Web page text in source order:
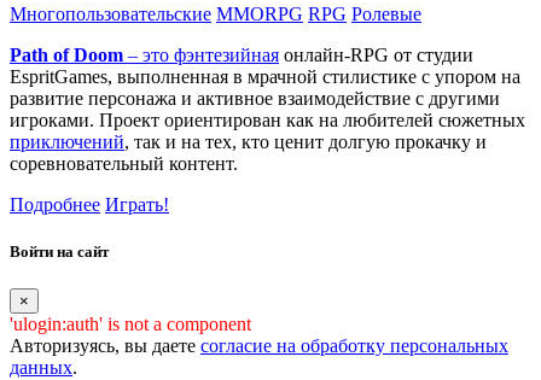
Многопользовательские MMORPG RPG Ролевые
Path of Doom – это фэнтезийная онлайн-RPG от студии
EspritGames, выполненная в мрачной стилистике с упором на
развитие персонажа и активное взаимодействие с другими
игроками. Проект ориентирован как на любителей сюжетных
приключений, так и на тех, кто ценит долгую прокачку и
соревновательный контент.
Подробнее Играть!
Войти на сайт
×
'ulogin:auth' is not a component
Авторизуясь, вы даете согласие на обработку персональных
данных.